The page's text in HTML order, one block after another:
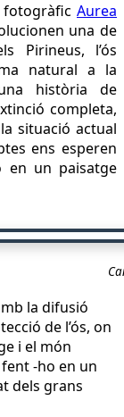
fotogràfic Aurea
una de
Pirineus, l’ós
natural a la
història de
completa,
situació actual
ens esperen
en un paisatge
la difusió
de l’ós, on
i el món
-ho en un
dels grans